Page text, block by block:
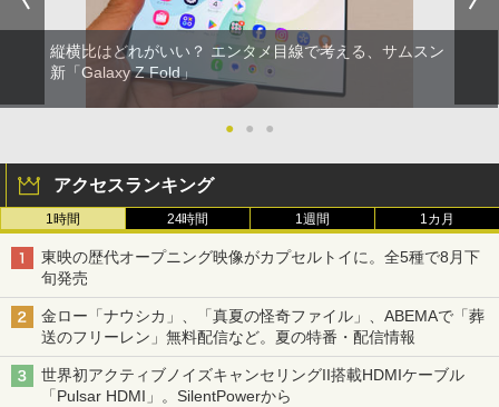
縦横比はどれがいい？ エンタメ目線で考える、サムスン
新「Galaxy Z Fold」
● ● ●
アクセスランキング
1時間 24時間 1週間 1カ月
東映の歴代オープニング映像がカプセルトイに。全5種で8月下
旬発売
金ロー「ナウシカ」、「真夏の怪奇ファイル」、ABEMAで「葬
送のフリーレン」無料配信など。夏の特番・配信情報
世界初アクティブノイズキャンセリングII搭載HDMIケーブル
「Pulsar HDMI」。SilentPowerから